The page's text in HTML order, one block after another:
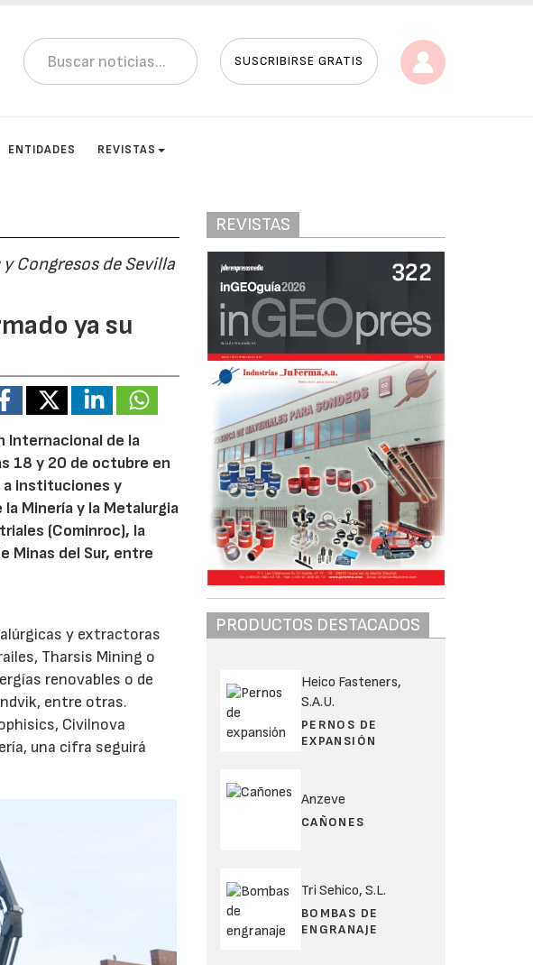
SUSCRIBIRSE GRATIS
ENTIDADES REVISTAS
Congresos de Sevilla
ya su
Internacional de la
18 y 20 de octubre en
a instituciones y
Minería y la Metalurgia
(Cominroc), la
Minas del Sur, entre
y extractoras
Tharsis Mining o
renovables o de
entre otras.
Civilnova
una cifra seguirá
REVISTAS
PRODUCTOS DESTACADOS
Heico Fasteners,
S.A.U.
PERNOS DE
EXPANSIÓN
Anzeve
CAÑONES
Tri Sehico, S.L.
BOMBAS DE
ENGRANAJE